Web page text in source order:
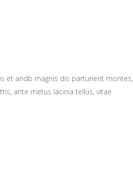
et andb magnis dis parturient montes,
ante metus lacinia tellus, vitae